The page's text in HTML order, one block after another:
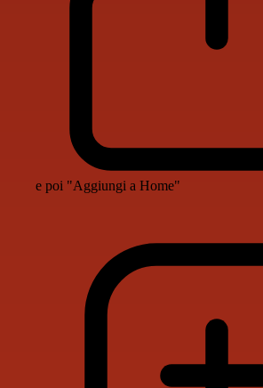
e poi "Aggiungi a Home"